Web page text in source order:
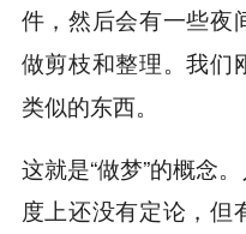
件，然后会有一些夜
做剪枝和整理。我们
类似的东西。
这就是“做梦”的概念
度上还没有定论，但